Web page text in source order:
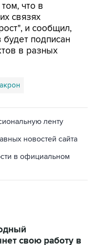
что в
связях
и сообщил,
подписан
в разных
ленту
новостей сайта
в официальном
свою работу в